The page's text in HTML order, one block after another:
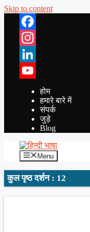
Skip to content
Facebook
Instagram
LinkedIn
YouTube
होम
हमारे बारे में
संपर्क
जुड़े
Blog
Menu
कुल पृष्ठ दर्शन : 12